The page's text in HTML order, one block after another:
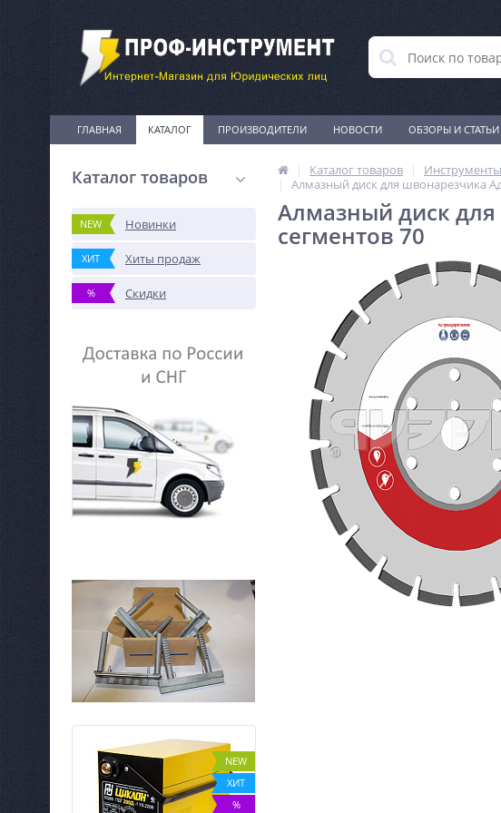
ГЛАВНАЯ КАТАЛОГ ПРОИЗВОДИТЕЛИ НОВОСТИ ОБЗОРЫ И СТАТЬИ
Каталог товаров
NEW Новинки
ХИТ Хиты продаж
% Скидки
NEW
ХИТ
%
Каталог товаров Инструменты
Алмазный диск для швонарезчика
Алмазный диск
сегментов 70